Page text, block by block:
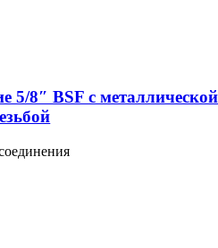
5/8″ BSF с металлической